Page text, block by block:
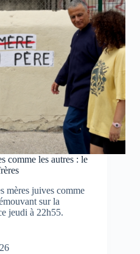
comme les autres : le
mères juives comme
sur la
jeudi à 22h55.